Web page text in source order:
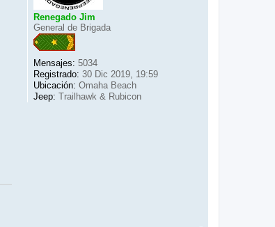
Renegado Jim
General de Brigada
Mensajes: 5034
Registrado: 30 Dic 2019, 19:59
Ubicación: Omaha Beach
Jeep: Trailhawk & Rubicon